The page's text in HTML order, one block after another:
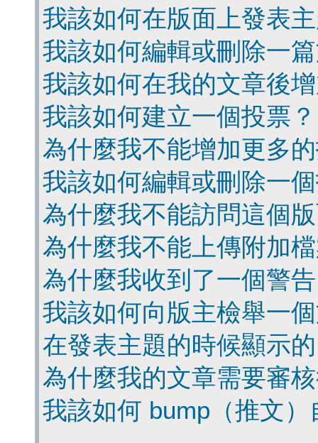
我該如何在版面上發表
我該如何編輯或刪除一
我該如何在我的文章後
我該如何建立一個投票？
為什麼我不能增加更多
我該如何編輯或刪除一
為什麼我不能訪問這個
為什麼我不能上傳附加
為什麼我收到了一個警
我該如何向版主檢舉一
在發表主題的時候顯示
為什麼我的文章需要審
我該如何 bump（推文